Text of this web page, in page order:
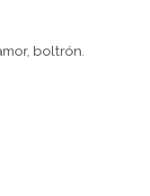
boltrón.